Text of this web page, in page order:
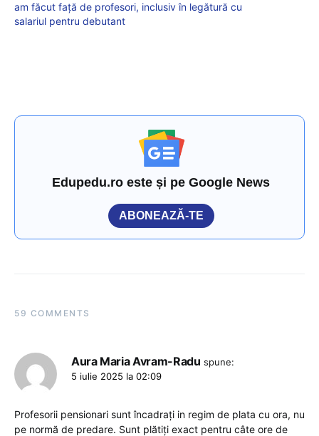
am făcut față de profesori, inclusiv în legătură cu
salariul pentru debutant
Edupedu.ro este și pe Google News
ABONEAZĂ-TE
59 COMMENTS
Aura Maria Avram-Radu spune:
5 iulie 2025 la 02:09
Profesorii pensionari sunt încadrați in regim de plata cu ora, nu
pe normă de predare. Sunt plătiți exact pentru câte ore de